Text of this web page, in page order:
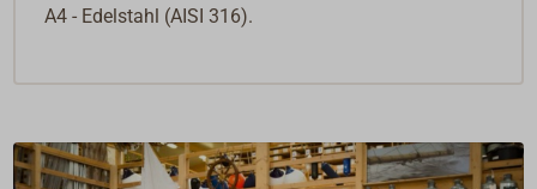
A4 - Edelstahl (AISI 316).